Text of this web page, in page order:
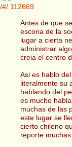
/#/ 112669
Antes de que
escoria de la
lugar a cierta
administrar
creia el centro
Asi es hablo
literalmente su
hablando del
es mucho
muchas de las
este lugar se
cierto chileno
reporte